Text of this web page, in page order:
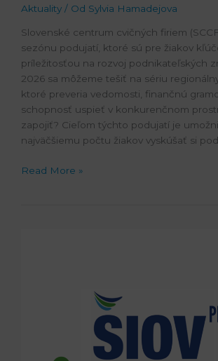
Aktuality / Od Sylvia Hamadejova
Slovenské centrum cvičných firiem
sezónu podujatí, ktoré sú pre žiakov
príležitosťou na rozvoj podnikateľských
2026 sa môžeme tešiť na sériu
ktoré preveria vedomosti, finančnú
schopnosť uspieť v konkurenčnom
zapojiť? Cieľom týchto podujatí je
najväčšiemu počtu žiakov vyskúšať si
Read More »